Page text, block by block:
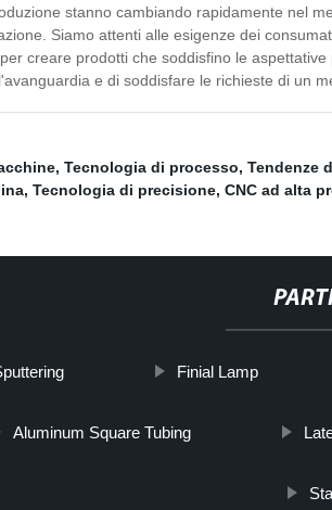
stanno cambiando rapidamente nel
Siamo attenti alle esigenze dei
creare prodotti che soddisfino le
e di soddisfare le richieste di un
, Tecnologia di processo, Tendenze
, Tecnologia di precisione, CNC ad alta
Finial Lamp
Aluminum Square Tubing